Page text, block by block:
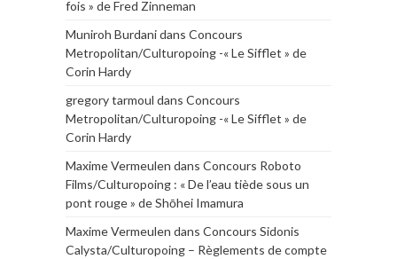
fois » de Fred Zinneman
Muniroh Burdanidans Concours
Metropolitan/Culturopoing -« Le Sifflet » de
Corin Hardy
gregory tarmoul dans Concours
Metropolitan/Culturopoing -« Le Sifflet » de
Corin Hardy
Maxime Vermeulen dans Concours Roboto
Films/Culturopoing : « De l’eau tiède sous un
pont rouge » de Shōhei Imamura
Maxime Vermeulen dans Concours Sidonis
Calysta/Culturopoing – Règlements de compte